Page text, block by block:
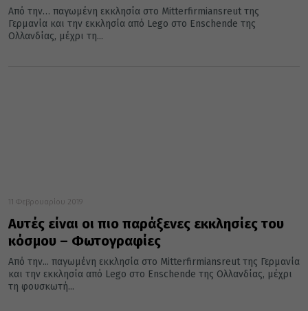
Από την… παγωμένη εκκλησία στο Mitterfirmiansreut της
Γερμανία και την εκκλησία από Lego στο Enschende της
Ολλανδίας, μέχρι τη...
11 Φεβρουαρίου 2019
Αυτές είναι οι πιο παράξενες εκκλησίες του
κόσμου – Φωτογραφίες
Από την... παγωμένη εκκλησία στο Mitterfirmiansreut της Γερμανία
και την εκκλησία από Lego στο Enschende της Ολλανδίας, μέχρι
τη φουσκωτή...